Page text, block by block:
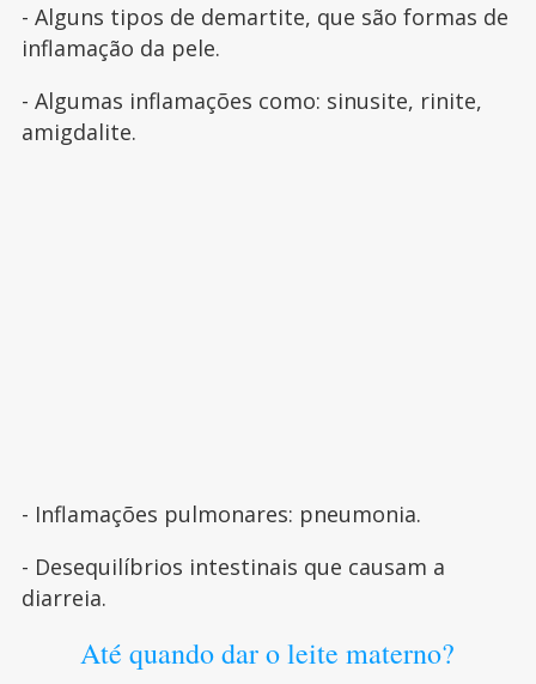
- Alguns tipos de demartite, que são formas de
inflamação da pele.
- Algumas inflamações como: sinusite, rinite,
amigdalite.
- Inflamações pulmonares: pneumonia.
- Desequilíbrios intestinais que causam a
diarreia.
Até quando dar o leite materno?